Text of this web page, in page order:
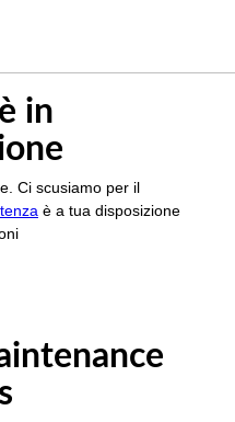
in
Ci scusiamo per il
è a tua disposizione